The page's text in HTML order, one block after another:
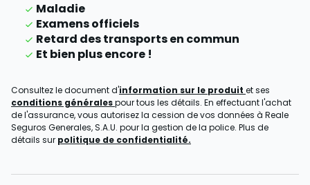
Maladie
Examens officiels
Retard des transports en commun
Et bien plus encore !
Consultez le document d'information sur le produit et ses
conditions généralespour tous les détails. En effectuant l'achat
de l'assurance, vous autorisez la cession de vos données à Reale
Seguros Generales, S.A.U. pour la gestion de la police. Plus de
détails sur politique de confidentialité.